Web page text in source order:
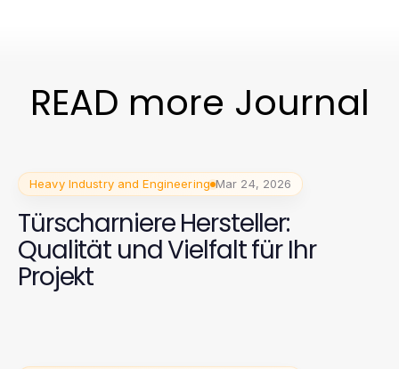
READ more Journal
Heavy Industry and Engineering Mar 24, 2026
Türscharniere Hersteller:
Qualität und Vielfalt für Ihr
Projekt